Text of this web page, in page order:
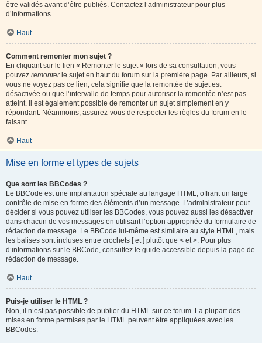
être validés avant d’être publiés. Contactez l’administrateur pour plus
d’informations.
Haut
Comment remonter mon sujet ?
En cliquant sur le lien « Remonter le sujet » lors de sa consultation, vous
pouvez remonterle sujet en haut du forum sur la première page. Par ailleurs, si
vous ne voyez pas ce lien, cela signifie que la remontée de sujet est
désactivée ou que l’intervalle de temps pour autoriser la remontée n’est pas
atteint. Il est également possible de remonter un sujet simplement en y
répondant. Néanmoins, assurez-vous de respecter les règles du forum en le
faisant.
Haut
Mise en forme et types de sujets
Que sont les BBCodes ?
Le BBCode est une implantation spéciale au langage HTML, offrant un large
contrôle de mise en forme des éléments d’un message. L’administrateur peut
décider si vous pouvez utiliser les BBCodes, vous pouvez aussi les désactiver
dans chacun de vos messages en utilisant l’option appropriée du formulaire de
rédaction de message. Le BBCode lui-même est similaire au style HTML, mais
les balises sont incluses entre crochets [ et ] plutôt que < et >. Pour plus
d’informations sur le BBCode, consultez le guide accessible depuis la page de
rédaction de message.
Haut
Puis-je utiliser le HTML ?
Non, il n’est pas possible de publier du HTML sur ce forum. La plupart des
mises en forme permises par le HTML peuvent être appliquées avec les
BBCodes.